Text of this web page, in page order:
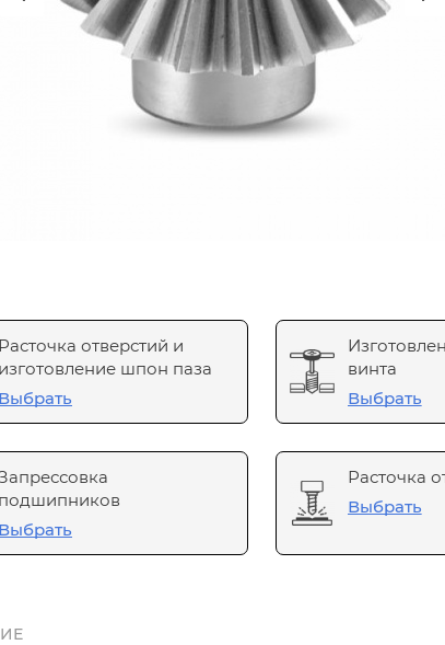
отверстий и
шпон паза
винта
Выбрать
Расточка
Выбрать